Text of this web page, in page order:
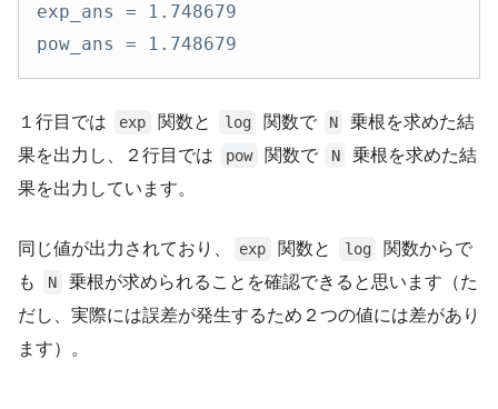
exp_ans = 1.748679
pow_ans = 1.748679
１行目では exp 関数と log 関数で N
乗根を求めた結
果を出力し、２行目では
pow 関数で N
乗根を求めた結
果を出力しています。
同じ値が出力されており、 exp 関数と log
関数からで
も
N
乗根が求められることを確認できると思います（た
だし、実際には誤差が発生するため２つの値には差があり
ます）。